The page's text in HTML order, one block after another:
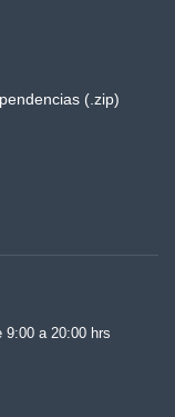
(.zip)
9:00 a 20:00 hrs